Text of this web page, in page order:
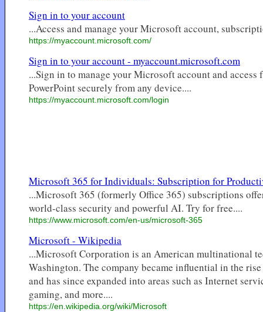
Sign in to your account
...Access and manage your Microsoft account,
https://myaccount.microsoft.com/
Sign in to your account - myaccount.microsoft.com
...Sign in to manage your Microsoft account and
PowerPoint securely from any device....
https://myaccount.microsoft.com/login
Microsoft 365 for Individuals: Subscription for
...Microsoft 365 (formerly Office 365) subscriptions
world-class security and powerful AI. Try for free....
https://www.microsoft.com/en-us/microsoft-365
Microsoft - Wikipedia
...Microsoft Corporation is an American multinational
Washington. The company became influential in the
and has since expanded into areas such as Internet
gaming, and more....
https://en.wikipedia.org/wiki/Microsoft